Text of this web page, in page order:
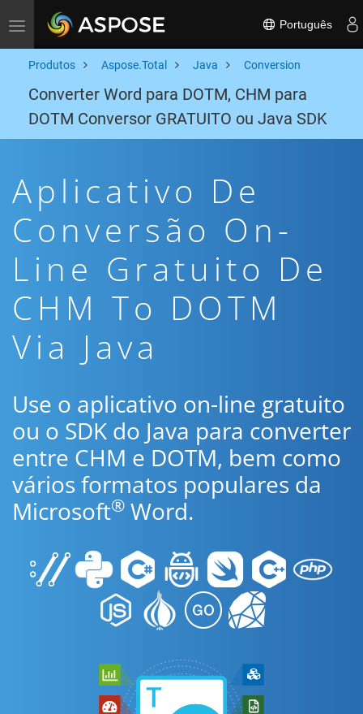
Toggle navigation Português
Produtos Aspose.Total Java Conversion
Converter Word para DOTM, CHM para
DOTM Conversor GRATUITO ou Java SDK
Aplicativo De
Conversão On-
Line Gratuito De
CHM To DOTM
Via Java
Use o aplicativo on-line gratuito
ou o SDK do Java para converter
entre CHM e DOTM, bem como
vários formatos populares da
Microsoft® Word.